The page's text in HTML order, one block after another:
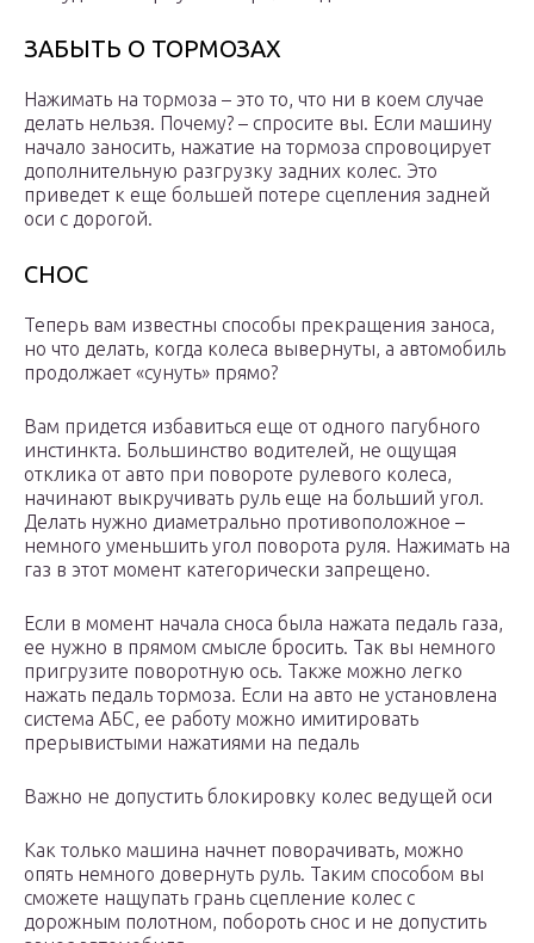
ЗАБЫТЬ О ТОРМОЗАХ
Нажимать на тормоза – это то, что ни в коем случае
делать нельзя. Почему? – спросите вы. Если машину
начало заносить, нажатие на тормоза спровоцирует
дополнительную разгрузку задних колес. Это
приведет к еще большей потере сцепления задней
оси с дорогой.
СНОС
Теперь вам известны способы прекращения заноса,
но что делать, когда колеса вывернуты, а автомобиль
продолжает «сунуть» прямо?
Вам придется избавиться еще от одного пагубного
инстинкта. Большинство водителей, не ощущая
отклика от авто при повороте рулевого колеса,
начинают выкручивать руль еще на больший угол.
Делать нужно диаметрально противоположное –
немного уменьшить угол поворота руля. Нажимать на
газ в этот момент категорически запрещено.
Если в момент начала сноса была нажата педаль газа,
ее нужно в прямом смысле бросить. Так вы немного
пригрузите поворотную ось. Также можно легко
нажать педаль тормоза. Если на авто не установлена
система АБС, ее работу можно имитировать
прерывистыми нажатиями на педаль
Важно не допустить блокировку колес ведущей оси
Как только машина начнет поворачивать, можно
опять немного довернуть руль. Таким способом вы
сможете нащупать грань сцепление колес с
дорожным полотном, побороть снос и не допустить